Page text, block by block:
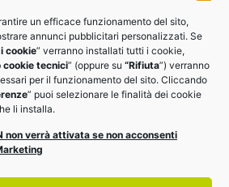
un efficace funzionamento del sito,
annunci pubblicitari personalizzati. Se
cookie” verranno installati tutti i cookie,
cookie tecnici” (oppure su “Rifiuta”) verranno
per il funzionamento del sito. Cliccando
” puoi selezionare le finalità dei cookie
li installa.
non verrà attivata se non acconsenti
agli altri
del programma?
programma